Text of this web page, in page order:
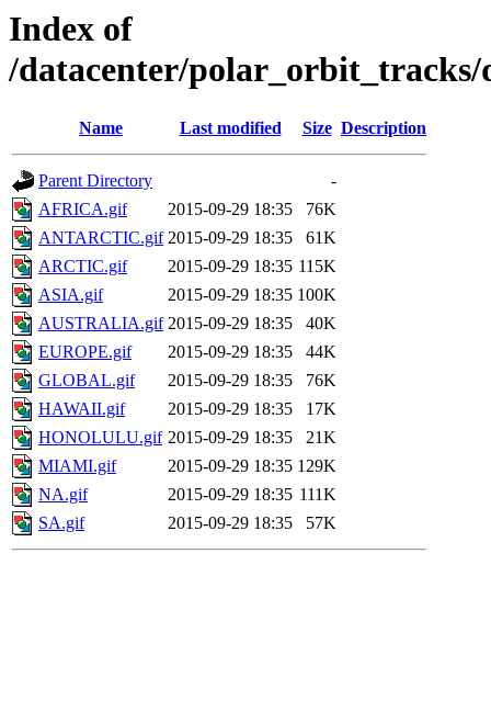
Index of
/datacenter/polar_orbit_tracks/
Name Last modified Size Description
Parent Directory
-
AFRICA.gif
2015-09-29 18:35
76K
ANTARCTIC.gif 2015-09-29 18:35
61K
ARCTIC.gif
2015-09-29 18:35 115K
ASIA.gif
2015-09-29 18:35 100K
AUSTRALIA.gif 2015-09-29 18:35
40K
EUROPE.gif
2015-09-29 18:35
44K
GLOBAL.gif
2015-09-29 18:35
76K
HAWAII.gif
2015-09-29 18:35
17K
HONOLULU.gif 2015-09-29 18:35
21K
MIAMI.gif
2015-09-29 18:35 129K
NA.gif
2015-09-29 18:35 111K
SA.gif
2015-09-29 18:35 57K